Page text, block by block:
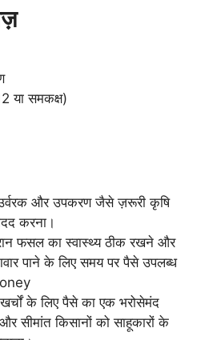
या समकक्ष)
और उपकरण जैसे ज़रूरी कृषि
करना।
फसल का स्वास्थ्य ठीक रखने और
पाने के लिए समय पर पैसे उपलब्ध
के लिए पैसे का एक भरोसेमंद
सीमांत किसानों को साहूकारों के